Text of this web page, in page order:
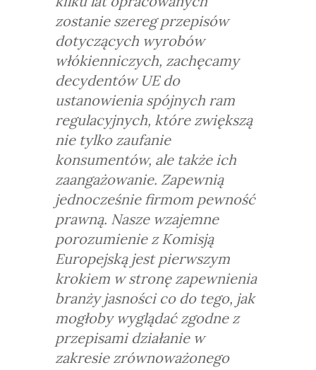
zostanie szereg przepisów
dotyczących wyrobów
włókienniczych, zachęcamy
decydentów UE do
ustanowienia spójnych ram
regulacyjnych, które zwiększą
nie tylko zaufanie
konsumentów, ale także ich
zaangażowanie. Zapewnią
jednocześnie firmom pewność
prawną. Nasze wzajemne
porozumienie z Komisją
Europejską jest pierwszym
krokiem w stronę zapewnienia
branży jasności co do tego, jak
mogłoby wyglądać zgodne z
przepisami działanie w
zakresie zrównoważonego